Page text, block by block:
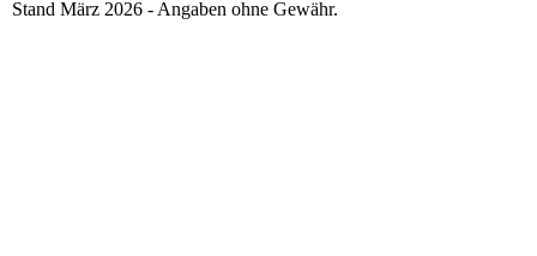
Stand März 2026 - Angaben ohne Gewähr.